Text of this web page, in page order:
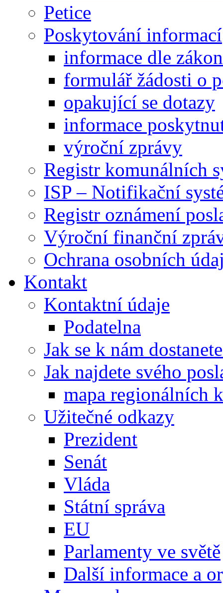
Petice
Poskytování informací
informace dle
formulář žádosti o
opakující se dotazy
informace
výroční zprávy
Registr komunálních
ISP – Notifikační
Registr oznámení
Výroční finanční
Ochrana osobních
Kontakt
Kontaktní údaje
Podatelna
Jak se k nám
Jak najdete svého
mapa regionálních
Užitečné odkazy
Prezident
Senát
Vláda
Státní správa
EU
Parlamenty ve světě
Další informace a